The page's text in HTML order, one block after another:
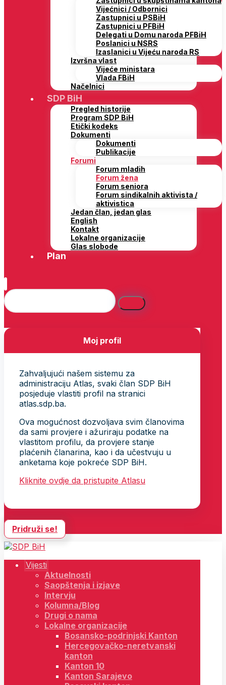
Vijećnici / Odbornici
Zastupnici u PSBiH
Zastupnici u PFBiH
Delegati u Domu naroda PFBiH
Poslanici u NSRS
Izaslanici u Vijeću naroda RS
Izvršna vlast
Vijeće ministara
Vlada FBiH
Načelnici
SDP BiH
Pregled historije
Program SDP BiH
Etički kodeks
Dokumenti
Dokumenti
Publikacije
Forumi
Forum mladih
Forum žena
Forum seniora
Forum sindikalnih aktivista /
aktivistica
Jedan član, jedan glas
English
Kontakt
Lokalne organizacije
Glas slobode
Plan
Moj profil
Zahvaljujući našem sistemu za
administraciju Atlas, svaki član SDP BiH
posjeduje vlastiti profil na stranici
atlas.sdp.ba.
Ova mogućnost dozvoljava svim članovima
da sami provjere i ažuriraju podatke na
vlastitom profilu, da provjere stanje
plaćenih članarina, kao i da učestvuju u
anketama koje pokreće SDP BiH.
Kliknite ovdje da pristupite Atlasu
Pridruži se!
Vijesti
Aktuelnosti
Saopštenja i izjave
Intervju
Kolumna/Blog
Drugi o nama
Lokalne organizacije
Bosansko-podrinjski Kanton
Hercegovačko-neretvanski
kanton
Kanton 10
Kanton Sarajevo